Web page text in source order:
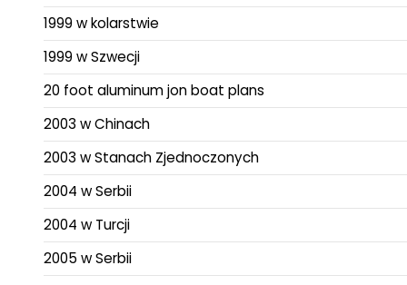
1999 w kolarstwie
1999 w Szwecji
20 foot aluminum jon boat plans
2003 w Chinach
2003 w Stanach Zjednoczonych
2004 w Serbii
2004 w Turcji
2005 w Serbii